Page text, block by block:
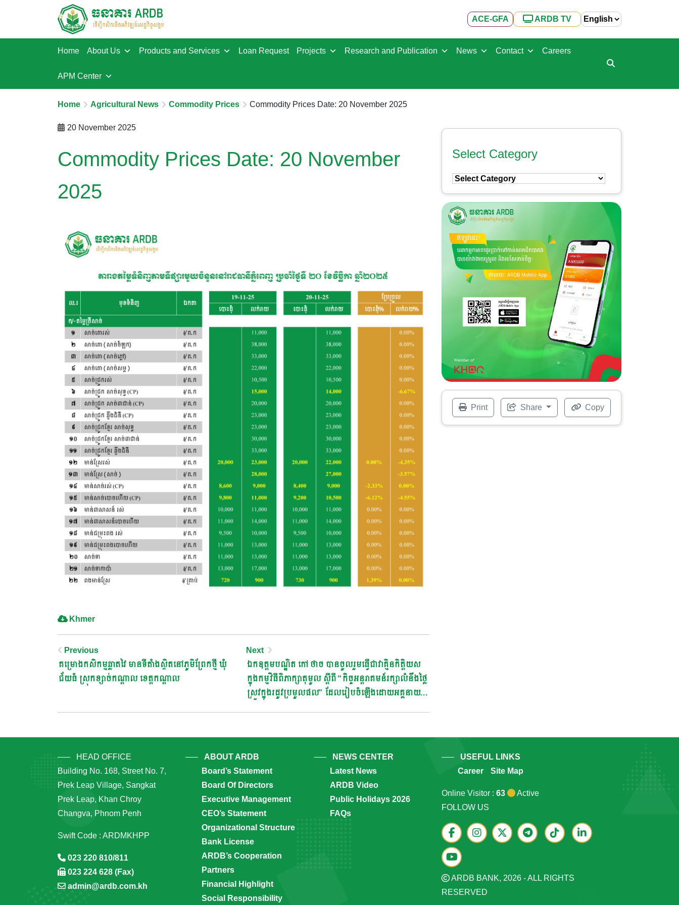
ACE-GFA ARDB TV
Home About Us Products and Services Loan Request Projects Research and Publication News Contact Careers
APM Center
Home Agricultural News Commodity Prices Commodity Prices Date: 20 November 2025
20 November 2025
Commodity Prices Date: 20 November
2025
Khmer
Post
Navigation
Previous
គម្រោងកសិកម្មឆ្លាតវៃ មានទីតាំងស្ថិតនៅភូមិព្រែកថ្មី ឃុំ
ជ័យធំ ស្រុកខ្សាច់កណ្ដាល ខេត្តកណ្ដាល
Next
ឯកឧត្តមបណ្ឌិត កៅ ថាច បានចូលរួមធ្វើជាវាគ្មិនកិត្តិយស
ក្នុងកម្មវិធីពិភាក្សាតុមូល ស្តីពី “កិច្ចអន្តរាគមន៍រក្សាលំនឹងថ្លៃ
ស្រូវក្នុងរដូវប្រមូលផល” ដែលរៀបចំឡើងដោយអគ្គនាយក
Select Category
Select
Category
Print Share Copy
HEAD OFFICE
Building No. 168, Street No. 7,
Prek Leap Village, Sangkat
Prek Leap, Khan Chroy
Changva, Phnom Penh
Swift Code : ARDMKHPP
023 220 810/811
023 224 628 (Fax)
admin@ardb.com.kh
ABOUT ARDB
Board’s Statement
Board Of Directors
Executive Management
CEO’s Statement
Organizational Structure
Bank License
ARDB’s Cooperation
Partners
Financial Highlight
Social Responsibility
NEWS CENTER
Latest News
ARDB Video
Public Holidays 2026
FAQs
USEFUL LINKS
Career
Site Map
Online Visitor : 63
Active
FOLLOW US
ARDB BANK, 2026 - ALL RIGHTS
RESERVED